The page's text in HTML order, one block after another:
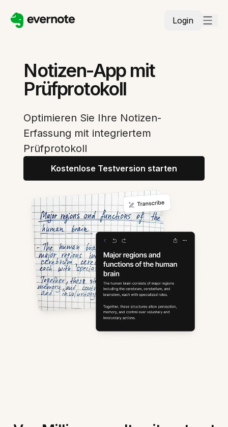
Login
Notizen-App mit
Prüfprotokoll
Optimieren Sie Ihre Notizen-
Erfassung mit integriertem
Prüfprotokoll
Kostenlose Testversion starten